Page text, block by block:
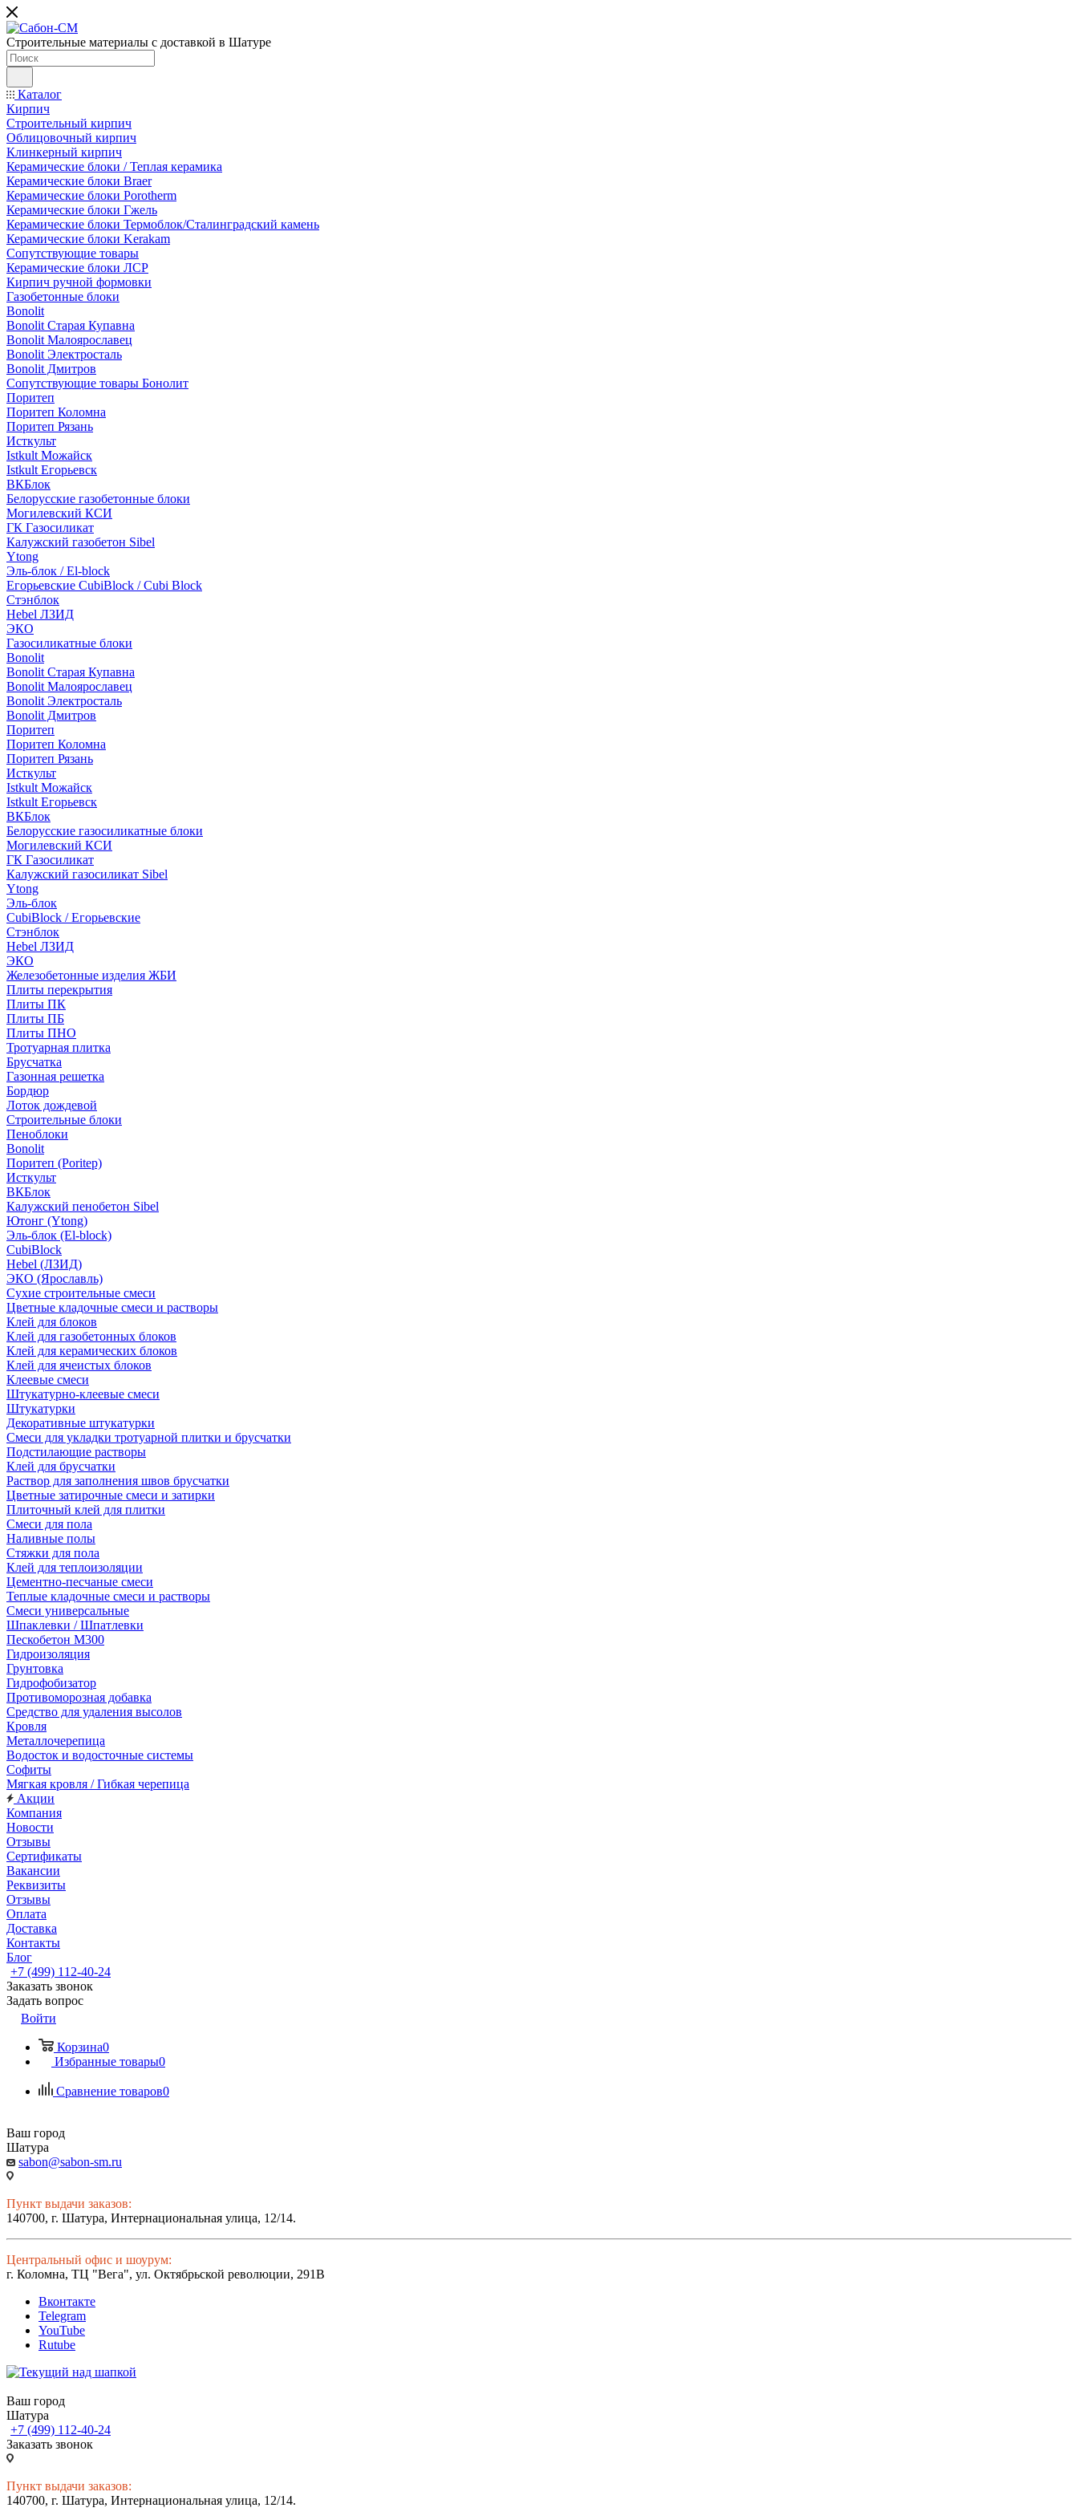
Строительные материалы с доставкой в Шатуре
Каталог
Кирпич
Строительный кирпич
Облицовочный кирпич
Клинкерный кирпич
Керамические блоки / Теплая керамика
Керамические блоки Braer
Керамические блоки Porotherm
Керамические блоки Гжель
Керамические блоки Термоблок/Сталинградский камень
Керамические блоки Kerakam
Сопутствующие товары
Керамические блоки ЛСР
Кирпич ручной формовки
Газобетонные блоки
Bonolit
Bonolit Старая Купавна
Bonolit Малоярославец
Bonolit Электросталь
Bonolit Дмитров
Сопутствующие товары Бонолит
Поритеп
Поритеп Коломна
Поритеп Рязань
Исткульт
Istkult Можайск
Istkult Егорьевск
ВКБлок
Белорусские газобетонные блоки
Могилевский КСИ
ГК Газосиликат
Калужский газобетон Sibel
Ytong
Эль-блок / El-block
Егорьевские CubiBlock / Cubi Block
Стэнблок
Hebel ЛЗИД
ЭКО
Газосиликатные блоки
Bonolit
Bonolit Старая Купавна
Bonolit Малоярославец
Bonolit Электросталь
Bonolit Дмитров
Поритеп
Поритеп Коломна
Поритеп Рязань
Исткульт
Istkult Можайск
Istkult Егорьевск
ВКБлок
Белорусские газосиликатные блоки
Могилевский КСИ
ГК Газосиликат
Калужский газосиликат Sibel
Ytong
Эль-блок
CubiBlock / Егорьевские
Стэнблок
Hebel ЛЗИД
ЭКО
Железобетонные изделия ЖБИ
Плиты перекрытия
Плиты ПК
Плиты ПБ
Плиты ПНО
Тротуарная плитка
Брусчатка
Газонная решетка
Бордюр
Лоток дождевой
Строительные блоки
Пеноблоки
Bonolit
Поритеп (Poritep)
Исткульт
ВКБлок
Калужский пенобетон Sibel
Ютонг (Ytong)
Эль-блок (El-block)
CubiBlock
Hebel (ЛЗИД)
ЭКО (Ярославль)
Сухие строительные смеси
Цветные кладочные смеси и растворы
Клей для блоков
Клей для газобетонных блоков
Клей для керамических блоков
Клей для ячеистых блоков
Клеевые смеси
Штукатурно-клеевые смеси
Штукатурки
Декоративные штукатурки
Смеси для укладки тротуарной плитки и брусчатки
Подстилающие растворы
Клей для брусчатки
Раствор для заполнения швов брусчатки
Цветные затирочные смеси и затирки
Плиточный клей для плитки
Смеси для пола
Наливные полы
Стяжки для пола
Клей для теплоизоляции
Цементно-песчаные смеси
Теплые кладочные смеси и растворы
Смеси универсальные
Шпаклевки / Шпатлевки
Пескобетон М300
Гидроизоляция
Грунтовка
Гидрофобизатор
Противоморозная добавка
Средство для удаления высолов
Кровля
Металлочерепица
Водосток и водосточные системы
Софиты
Мягкая кровля / Гибкая черепица
Акции
Компания
Новости
Отзывы
Сертификаты
Вакансии
Реквизиты
Отзывы
Оплата
Доставка
Контакты
Блог
+7 (499) 112-40-24
Заказать звонок
Задать вопрос
Войти
Корзина0
Избранные товары0
Сравнение товаров0
Ваш город
Шатура
sabon@sabon-sm.ru
Пункт выдачи заказов:
140700, г. Шатура, Интернациональная улица, 12/14.
Центральный офис и шоурум:
г. Коломна, ТЦ "Вега", ул. Октябрьской революции, 291В
Вконтакте
Telegram
YouTube
Rutube
Ваш город
Шатура
+7 (499) 112-40-24
Заказать звонок
Пункт выдачи заказов:
140700, г. Шатура, Интернациональная улица, 12/14.